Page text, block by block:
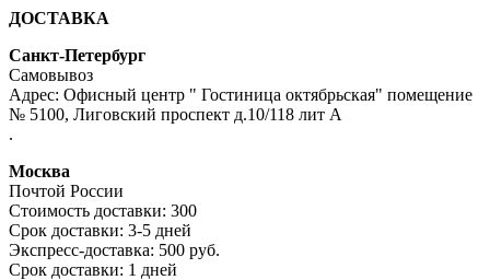
ДОСТАВКА
Санкт-Петербург
Самовывоз
Адрес: Офисный центр " Гостиница октябрьская" помещение
№ 5100, Лиговский проспект д.10/118 лит А
.
Москва
Почтой России
Стоимость доставки: 300
Срок доставки: 3-5 дней
Экспресс-доставка: 500 руб.
Срок доставки: 1 дней